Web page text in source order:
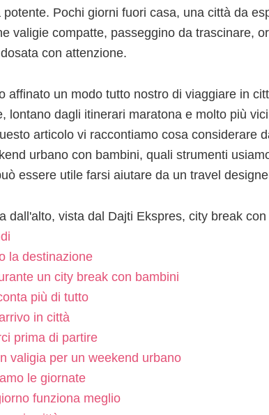
Pochi giorni fuori casa, una città da
valigie compatte, passeggino da trascinare,
con attenzione.
affinato un modo tutto nostro di viaggiare in
lontano dagli itinerari maratona e molto più
articolo vi raccontiamo cosa considerare
urbano con bambini, quali strumenti
essere utile farsi aiutare da un travel
la destinazione
un city break con bambini
più di tutto
in città
prima di partire
valigia per un weekend urbano
le giornate
funziona meglio